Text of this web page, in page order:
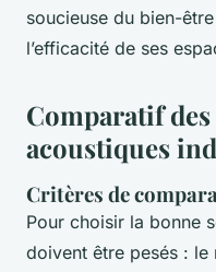
soucieuse du bien-
l’efficacité de ses
Comparatif
acoustiques
Critères de
Pour choisir la bonne
doivent être pesés : le